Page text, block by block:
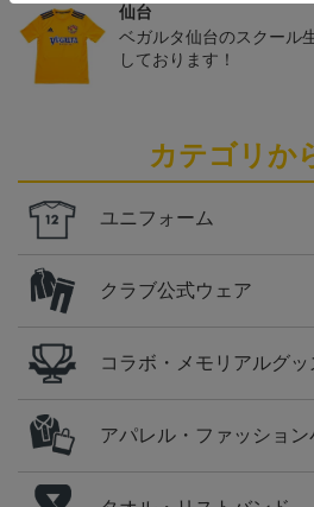
仙台
ベガルタ仙台のスクール
しております！
カテゴリか
ユニフォーム
クラブ公式ウェア
コラボ・メモリアルグッ
アパレル・ファッション